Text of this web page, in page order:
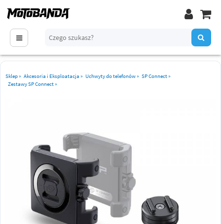
Sklep» Akcesoria i Eksploatacja » Uchwyty do telefonów» SP Connect»
Zestawy SP Connect»